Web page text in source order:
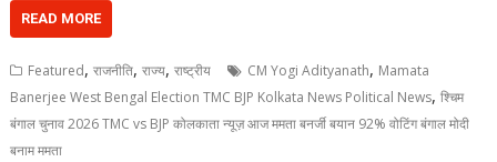
READ MORE
Featured,राजनीति,राज्य,राष्ट्रीय CM Yogi Adityanath, Mamata
Banerjee West Bengal Election TMC BJP Kolkata News Political News,श्चिम
बंगाल चुनाव 2026 TMC vs BJP कोलकाता न्यूज़ आज ममता बनर्जी बयान 92% वोटिंग बंगाल मोदी
बनाम ममता